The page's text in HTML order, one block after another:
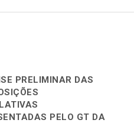
PRELIMINAR DAS
PELO GT DA